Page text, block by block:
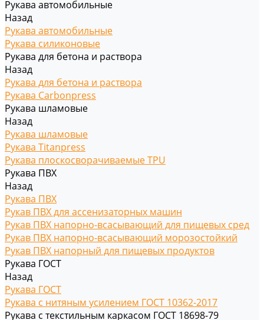
Рукава автомобильные
Назад
Рукава автомобильные
Рукава силиконовые
Рукава для бетона и раствора
Назад
Рукава для бетона и раствора
Рукава Carbonpress
Рукава шламовые
Назад
Рукава шламовые
Рукава Titanpress
Рукава плоскосворачиваемые TPU
Рукава ПВХ
Назад
Рукава ПВХ
Рукав ПВХ для ассенизаторных машин
Рукав ПВХ напорно-всасывающий для пищевых сред
Рукав ПВХ напорно-всасывающий морозостойкий
Рукав ПВХ напорный для пищевых продуктов
Рукава ГОСТ
Назад
Рукава ГОСТ
Рукава с нитяным усилением ГОСТ 10362-2017
Рукава с текстильным каркасом ГОСТ 18698-79